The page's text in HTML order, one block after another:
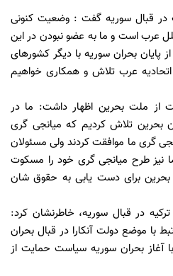
در قبال سوریه گفت : وضعیت کنونی
عرب است و ما به عضو نبودن در این
پایان بحران سوریه با دیگر کشورهای
اتحادیه عرب تلاش و همکاری خواهیم
از ملت بحرین اظهار داشت: ما در
بحرین تلاش کردیم که میانجی گری
گری ما موافقت کردند ولی مسئولان
نیز طرح میانجی گری خود را مسکوت
بحرین برای دست یابی به حقوق شان
در قبال سوریه، خاطرنشان کرد:
با موضع دولت آنکارا در قبال بحران
آغاز بحران سوریه سیاست حمایت از